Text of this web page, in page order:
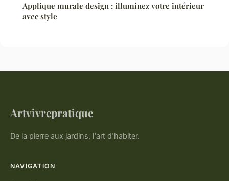
Applique murale design : illuminez votre intérieur
avec style
Artvivrepratique
De la pierre aux jardins, l'art d'habiter.
NAVIGATION